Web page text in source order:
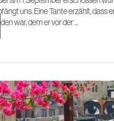
uns. Eine Tante erzählt, dass
war, dem er vor der ...